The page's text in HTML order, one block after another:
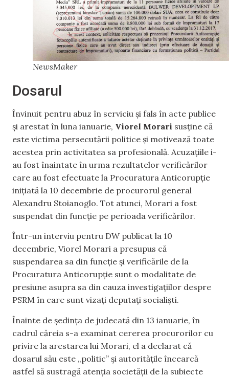
NewsMaker
Dosarul
Învinuit pentru abuz în serviciu și fals în acte publice
și arestat în luna ianuarie, Viorel Morari susține că
este victima persecutării politice și motivează toate
acestea prin activitatea sa profesională. Acuzațiile i-
au fost înaintate în urma rezultatelor verificărilor
care au fost efectuate la Procuratura Anticorupție
inițiată la 10 decembrie de procurorul general
Alexandru Stoianoglo. Tot atunci, Morari a fost
suspendat din funcție pe perioada verificărilor.
Într-un interviu pentru DW publicat la 10
decembrie, Viorel Morari a presupus că
suspendarea sa din funcție și verificările de la
Procuratura Anticorupție sunt o modalitate de
presiune asupra sa din cauza investigațiilor despre
PSRM în care sunt vizați deputați socialiști.
Înainte de ședința de judecată din 13 ianuarie, în
cadrul căreia s-a examinat cererea procurorilor cu
privire la arestarea lui Morari, el a declarat că
dosarul său este „politic” și autoritățile încearcă
astfel să sustragă atenția societății de la subiecte